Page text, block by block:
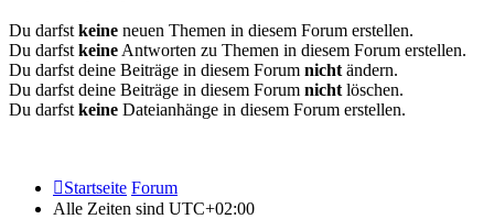
Du darfst keine neuen Themen in diesem Forum erstellen.
Du darfst keine Antworten zu Themen in diesem Forum erstellen.
Du darfst deine Beiträge in diesem Forum nicht ändern.
Du darfst deine Beiträge in diesem Forum nicht löschen.
Du darfst keine Dateianhänge in diesem Forum erstellen.
Startseite Forum
Alle Zeiten sind UTC+02:00